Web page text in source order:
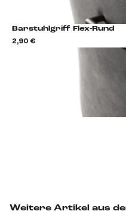
Barstuhlgriff Flex-Rund
2,90 €
Weitere Artikel aus